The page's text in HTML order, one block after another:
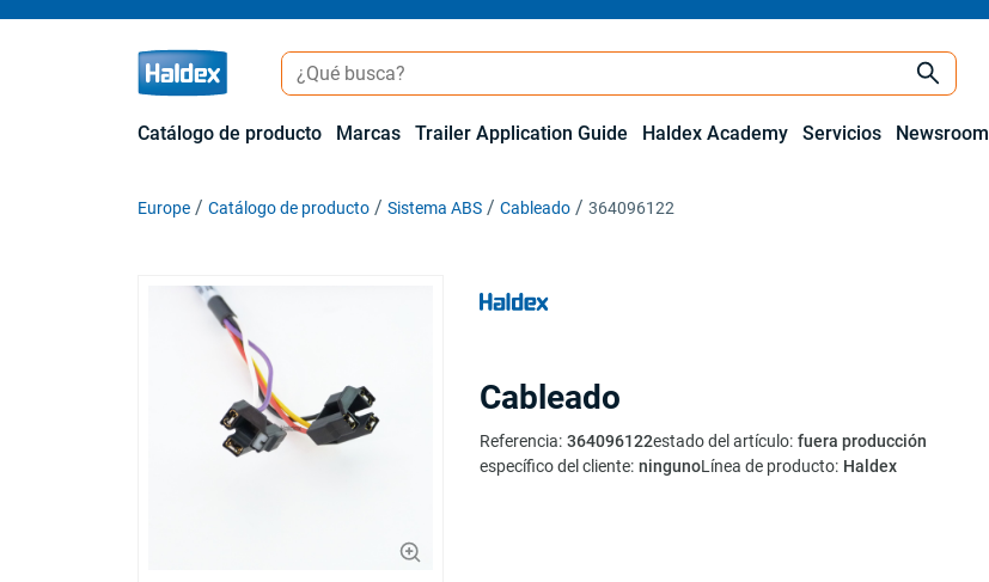
Catálogo de producto Marcas Trailer Application Guide Haldex Academy Servicios Newsroom
Europe Catálogo de producto Sistema ABS Cableado 364096122
Cableado
Referencia: 364096122estado del artículo: fuera producción
específico del cliente: ningunoLínea de producto: Haldex